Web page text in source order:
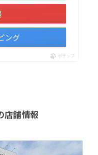
ング
ポチップ
舗情報